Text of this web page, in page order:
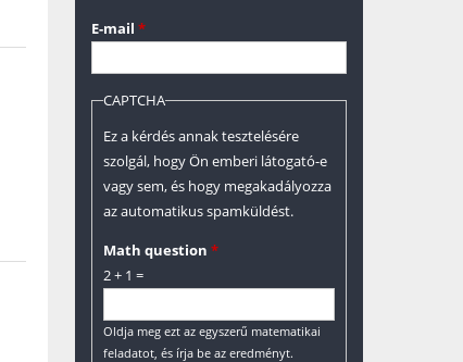
E-mail *
CAPTCHA
Ez a kérdés annak tesztelésére
szolgál, hogy Ön emberi látogató-e
vagy sem, és hogy megakadályozza
az automatikus spamküldést.
Math question *
2 + 1 =
Oldja meg ezt az egyszerű matematikai
feladatot, és írja be az eredményt.